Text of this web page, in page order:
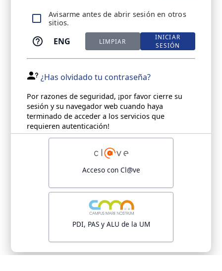
Avisarme antes de abrir sesión en otros
sitios.
ENG LIMPIAR
INICIAR
SESIÓN
¿Has olvidado tu contraseña?
Por razones de seguridad, ¡por favor cierre su
sesión y su navegador web cuando haya
terminado de acceder a los servicios que
requieren autenticación!